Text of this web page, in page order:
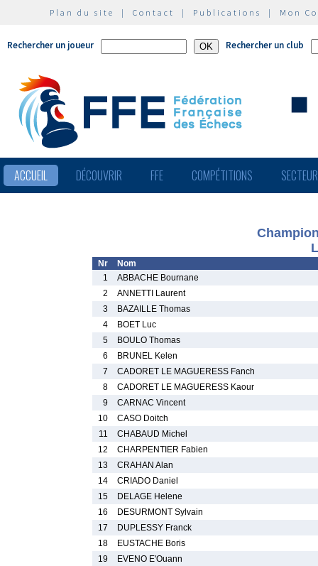
Plan du site | Contact | Publications | Mon
Rechercher un joueur Rechercher un club
ACCUEIL DÉCOUVRIR FFE COMPÉTITIONS
Nr
Nom
1
ABBACHE Bournane
2
ANNETTI Laurent
3
BAZAILLE Thomas
4
BOET Luc
5
BOULO Thomas
6
BRUNEL Kelen
7
CADORET LE MAGUERESS Fanch
8
CADORET LE MAGUERESS Kaour
9
CARNAC Vincent
10
CASO Doitch
11
CHABAUD Michel
12
CHARPENTIER Fabien
13
CRAHAN Alan
14
CRIADO Daniel
15
DELAGE Helene
16
DESURMONT Sylvain
17
DUPLESSY Franck
18
EUSTACHE Boris
19
EVENO E'Ouann